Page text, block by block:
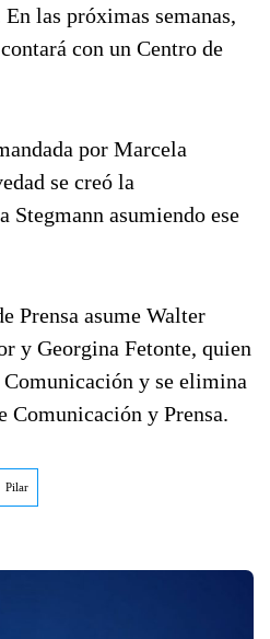
las próximas semanas,
con un Centro de
por Marcela
se creó la
Stegmann asumiendo ese
Prensa asume Walter
y Georgina Fetonte, quien
Comunicación y se elimina
Comunicación y Prensa.
Pilar